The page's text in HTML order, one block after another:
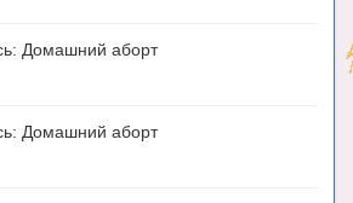
Домашний аборт
Домашний аборт